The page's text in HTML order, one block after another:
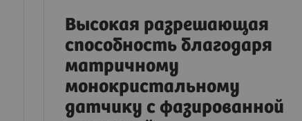
Высокая разрешающая
способность благодаря
матричному
монокристальному
датчику с фазированной